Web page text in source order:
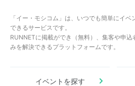
「イー・モシコム」は、いつでも簡単にイ
できるサービスです。
RUNNETに掲載ができ（無料）、集客や申
みを解決できるプラットフォームです。
イベントを探す